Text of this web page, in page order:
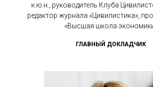
к.ю.н., руководитель Клуба
редактор журнала «Цивилистика»,
«Высшая школа
ГЛАВНЫЙ ДОКЛАДЧИК